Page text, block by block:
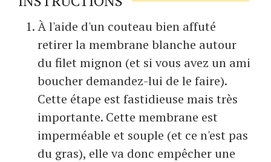
À l'aide d'un couteau bien affuté
retirer la membrane blanche autour
du filet mignon (et si vous avez un ami
boucher demandez-lui de le faire).
Cette étape est fastidieuse mais très
importante. Cette membrane est
imperméable et souple (et ce n'est pas
du gras), elle va donc empêcher une